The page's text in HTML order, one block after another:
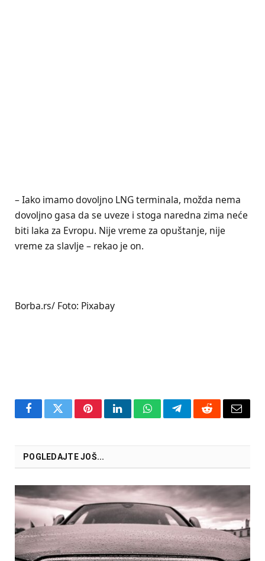
– Iako imamo dovoljno LNG terminala, možda nema
dovoljno gasa da se uveze i stoga naredna zima neće
biti laka za Evropu. Nije vreme za opuštanje, nije
vreme za slavlje – rekao je on.
Borba.rs/ Foto: Pixabay
FacebookTwitterPinterestLinkedInWhatsAppTelegramRedditEmail
POGLEDAJTE JOŠ...